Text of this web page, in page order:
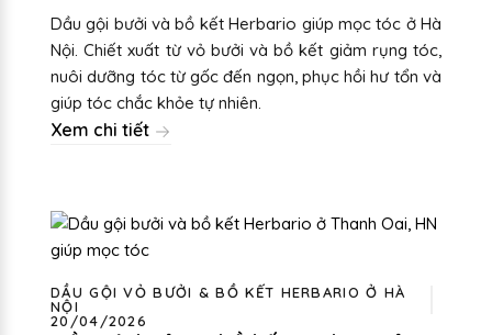
Dầu gội bưởi và bồ kết Herbario giúp mọc tóc ở Hà
Nội. Chiết xuất từ vỏ bưởi và bồ kết giảm rụng tóc,
nuôi dưỡng tóc từ gốc đến ngọn, phục hồi hư tổn và
giúp tóc chắc khỏe tự nhiên.
Xem chi tiết
DẦU GỘI VỎ BƯỞI & BỒ KẾT HERBARIO Ở HÀ
NỘI
20/04/2026